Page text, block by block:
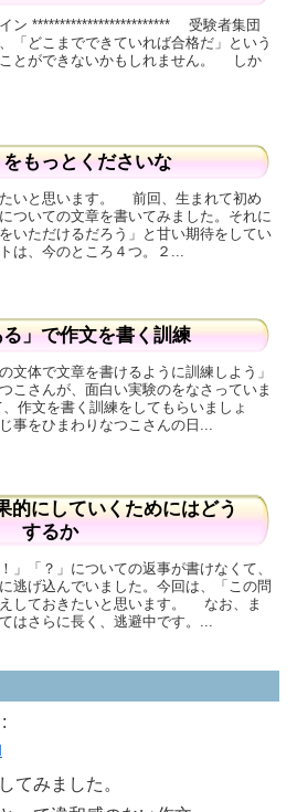
ン ************************* 受験者集団
「どこまでできていれば合格だ」という
とができないかもしれません。 しか
もっとくださいな
いと思います。 前回、生まれて初め
ついての文章を書いてみました。それに
いただけるだろう」と甘い期待をしてい
は、今のところ４つ。２...
」で作文を書く訓練
文体で文章を書けるように訓練しよう」
こさんが、面白い実験のをなさっていま
作文を書く訓練をしてもらいましょ
事をひまわりなつこさんの日...
的にしていくためにはどう
するか
」「？」についての返事が書けなくて、
逃げ込んでいました。今回は、「この問
しておきたいと思います。 なお、ま
はさらに長く、逃避中です。...
てみました。